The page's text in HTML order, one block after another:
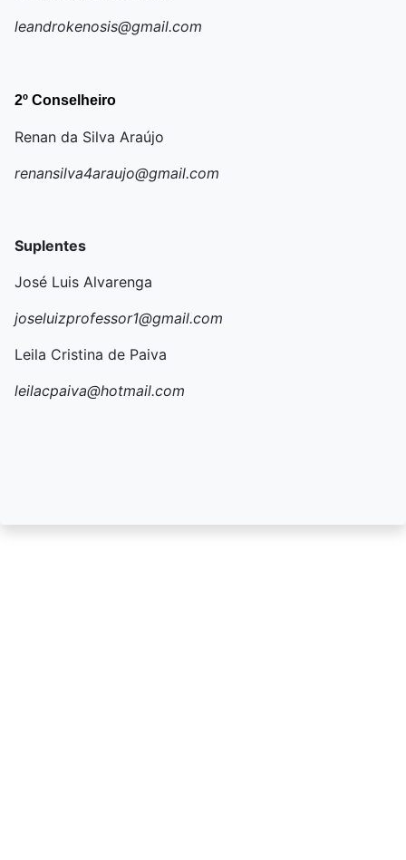
leandrokenosis@gmail.com
2º Conselheiro
Renan da Silva Araújo
renansilva4araujo@gmail.com
Suplentes
José Luis Alvarenga
joseluizprofessor1@gmail.com
Leila Cristina de Paiva
leilacpaiva@hotmail.com